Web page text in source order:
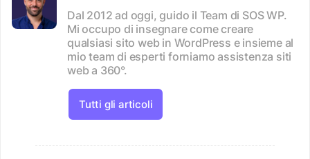
Dal 2012 ad oggi, guido il Team di SOS WP.
Mi occupo di insegnare come creare
qualsiasi sito web in WordPress e insieme al
mio team di esperti forniamo assistenza siti
web a 360°.
Tutti gli articoli